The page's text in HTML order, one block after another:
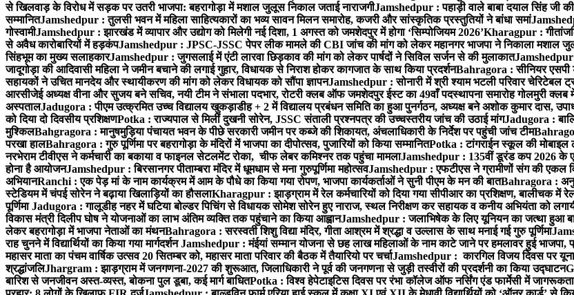
से खिलवाड़ के विरोध में सड़क पर उतरी भाजपा: बहरागोड़ा में मशाल जुलूस निकाल जताई नाराजगीJamshedpur : पहाड़ी वाले बाबा दयाल सिंह जी
सम्मानितJamshedpur : तुलसी भवन में महिला साहित्यकारों का भव्य सावन मिलन समारोह, कजरी और सांस्कृतिक प्रस्तुतियों ने बांधा समां
गोस्वामीJamshedpur : झारखंड में व्यापार और उद्योग को मिलेगी नई दिशा, 1 अगस्त को जमशेदपुर में होगा ‘सिम्पोजियम 2026’Kharagpur :
से अवैध कारोबारियों में हड़कंपJamshedpur : JPSC-JSSC पेपर लीक मामले की CBI जांच की मांग को लेकर महानगर भाजपा ने निकाला मशाल
सिंहभूम का मुख्य सलाहकारJamshedpur : जुगसलाई में एंटी लारवा छिड़काव की मांग को लेकर पार्षदों ने सिविल सर्जन से की मुलाकातJamshedpur
जादूगोड़ा की आदिवासी महिला ने जमीन बचाने की लगाई गुहार, विधायक से निराश होकर कागजात के साथ किया प्रदर्शनBahragora : सीनियर एसपी
सहायकों ने उचित मानदेय और स्थायीकरण की मांग को लेकर विधायक को सौंपा ज्ञापनJamshedpur : सोनारी में श्री श्याम भटली परिवार
आरसीजेई अध्यक्ष वीना और सुजय बने सचिव, नयी टीम ने संभाला पदभार, रोटरी क्लब ऑफ जमशेदपुर ईस्ट का 49वाँ पदस्थापना समारोह गोलमुरी क्लब
अस्पतालJadugora : पीएम उत्क्रमित उच्च विद्यालय खुकड़ाडीह + 2 में विद्यालय प्रबंधन समिति का हुआ पुनर्गठन, अध्यक्ष बने अशोक कुमार दास,
को दिया दो दिवसीय प्रशिक्षणPotka : राज्यपाल से मिलीं दुखनी सोरेन, JSSC संताली प्रश्नपत्र की उच्चस्तरीय जांच की उठाई मांगJadugora :
मुश्किलBahgragora : मानुषमुड़िया पंचायत भवन के पीछे सरकारी जमीन पर कब्जे की शिकायत, अंचलाधिकारी के निर्देश पर पहुंची जांच टीम
परखा हालBahragora : गुरु पूर्णिमा पर बहरागोड़ा के मंदिरों में भाजपा का दीपोत्सव, पुजारियों को किया सम्मानितPotka : टांगराईन स्कूल की मोबाइल
नरभेराम टीवीएस ने कर्मचारी का बकाया व फाइनल सेटलमेंट रोका, चीफ लेबर कमिश्नर तक पहुंचा मामलाJamshedpur : 135वीं डूरंड कप 2026 के
होना है आयोजनJamshedpur : बिरसानगर पीताम्बरा मंदिर में धूमधाम से मना गुरुपूर्णिमा महोत्सवJamshedpur : एफटीएस ने ग्रामीणों संग की एकल
अभियानRanchi : एक पेड़ मां के नाम कार्यक्रम में आम के पौधे का किया गया रोपण, भाजपा कार्यकर्ताओं ने सुनी पीएम के मन की बातBahragora :
स्टेडियम में चंपई सोरेन ने बढ़ाया खिलाड़ियों का हौसलाKharagpur : झाड़ग्राम में रेल कर्मचारियों को दिया गया सीपीआर का प्रशिक्षण, बालीचक में
पूर्णिमाJadugora : गालूडीह नहर में घटिया बोल्डर पिचिंग से विधायक सोमेश सोरेन हुए नाराज, स्थल निरीक्षण कर सहायक व कनीय अभियंता को
विकास मंत्री दिलीप घोष ने योजनाओं का लाभ अंतिम व्यक्ति तक पहुंचाने का किया आह्वानJamshedpur : जलाभिषेक के लिए यूनियन का जत्था हुआ
लेकर बहरागोड़ा में भाजपा नेताओं का मंथनBahragora : सरस्वती शिशु विद्या मंदिर, गीता आश्रम में श्रद्धा व उल्लास के साथ मनाई गई गुरु पूर्णिमा
राह चुनने में विद्यार्थियों का किया गया मार्गदर्शनJamshedpur : मंईयां सम्मान योजना से छह लाख महिलाओं के नाम काटे जाने पर हमलावर हुई भाजपा,
महासर माता का पंचम वार्षिक उत्सव 20 सितम्बर को, महासर माता परिवार की बैठक में तैयारियो पर चर्चाJamshedpur : कारगिल विजय दिवस पर
श्रद्धांजलिJhargram : झाड़ग्राम में जनगणना-2027 की शुरूआत, जिलाधिकारी ने पूर्व की जनगणना से जुड़ी तस्वीरों की प्रदर्शनी का किया उद्घाटन
बारिश से जनजीवन अस्त-व्यस्त, बोकना पुल डूबा, कई मार्ग बाधितPotka : विश्व हेपेटाइटिस दिवस पर रंभा कॉलेज ऑफ नर्सिंग एंड फार्मेसी में